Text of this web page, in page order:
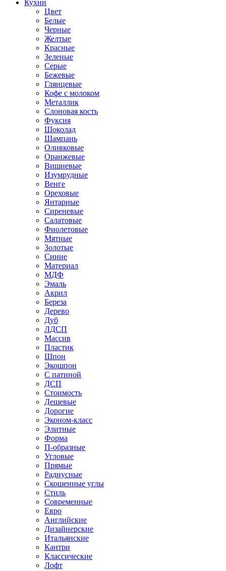
Кухни
Цвет
Белые
Черные
Желтые
Красные
Зеленые
Серые
Бежевые
Глянцевые
Кофе с молоком
Металлик
Слоновая кость
Фуксия
Шоколад
Шампань
Оливковые
Оранжевые
Вишневые
Изумрудные
Венге
Ореховые
Янтарные
Сиреневые
Салатовые
Фиолетовые
Мятные
Золотые
Синие
Материал
МДФ
Эмаль
Акрил
Береза
Дерево
Дуб
ЛДСП
Массив
Пластик
Шпон
Экошпон
С патиной
ДСП
Стоимость
Дешевые
Дорогие
Эконом-класс
Элитные
Форма
П-образные
Угловые
Прямые
Радиусные
Скошенные углы
Стиль
Современные
Евро
Английские
Дизайнерские
Итальянские
Кантри
Классические
Лофт